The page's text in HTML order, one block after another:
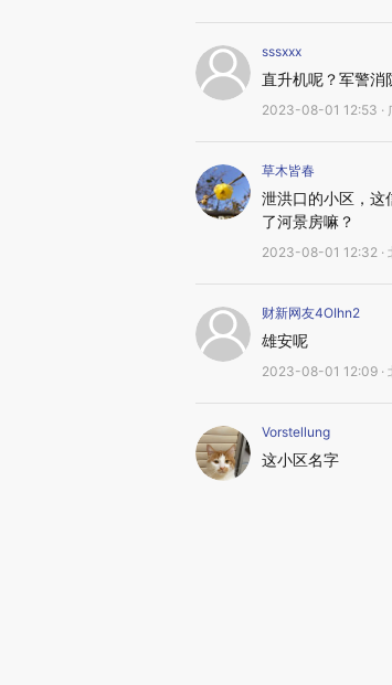
sssxxx
直升机呢？军警消
2023-08-01 12:53 ·
草木皆春
泄洪口的小区，这
了河景房嘛？
2023-08-01 12:32 ·
财新网友4OIhn2
雄安呢
2023-08-01 12:09 ·
Vorstellung
这小区名字